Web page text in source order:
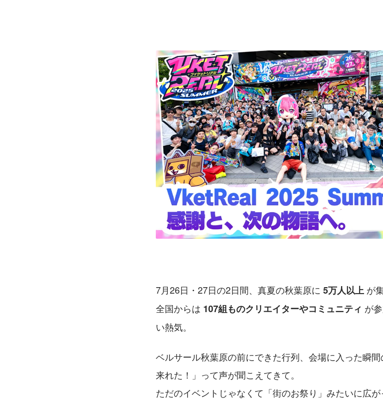
7月26日・27日の2日間、真夏の秋葉原に 5万人以上 が
全国からは 107組ものクリエイターやコミュニティ が
い熱気。
ベルサール秋葉原の前にできた行列、会場に入った瞬
来れた！」って声が聞こえてきて。
ただのイベントじゃなくて「街のお祭り」みたいに広